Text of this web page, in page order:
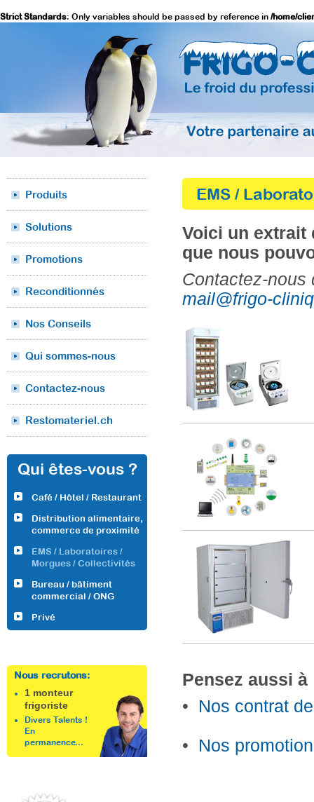
Strict Standards: Only variables should be passed by reference in /home/
Produits
Solutions
Promotions
Reconditionnés
Nos Conseils
Qui sommes-nous
Contactez-nous
Restomateriel.ch
Qui êtes-vous ?
Café / Hôtel / Restaurant
Distribution alimentaire,
commerce de proximité
EMS / Laboratoires /
Morgues / Collectivités
Bureau / bâtiment
commercial / ONG
Privé
Nous recrutons:
1 monteur
frigoriste
Divers Talents !
En
permanence...
EMS /
Voici un extrait
que nous
Contactez-nous
mail@frigo-
Pensez aussi à
• Nos contrat
• Nos